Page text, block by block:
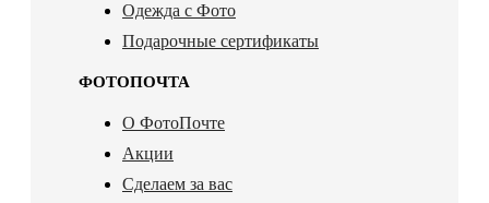
Одежда с Фото
Подарочные сертификаты
ФОТОПОЧТА
О ФотоПочте
Акции
Сделаем за вас